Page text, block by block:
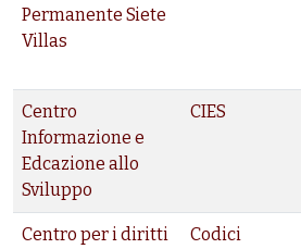
Permanente Siete
Villas
Centro
Informazione e
Edcazione allo
Sviluppo
CIES
Centro per i diritti
Codici